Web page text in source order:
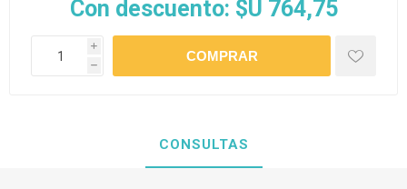
Con descuento: $U 764,75
i
h
CONSULTAS